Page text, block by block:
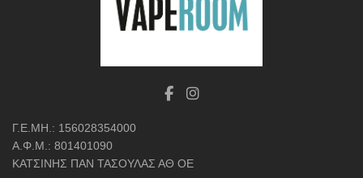
Γ.Ε.ΜΗ.: 156028354000
Α.Φ.Μ.: 801401090
ΚΑΤΣΙΝΗΣ ΠΑΝ ΤΑΣΟΥΛΑΣ ΑΘ ΟΕ